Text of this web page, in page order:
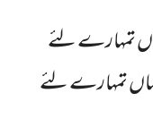
تمہارے لئے
تمہارے لئے